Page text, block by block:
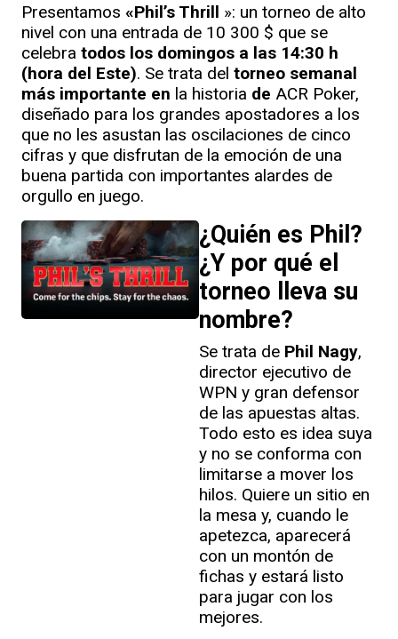
Presentamos «Phil’s Thrill »: un torneo de alto
nivel con una entrada de 10 300 $ que se
celebra todos los domingos a las 14:30 h
(hora del Este). Se trata del torneo semanal
más importante en la historia de ACR Poker,
diseñado para los grandes apostadores a los
que no les asustan las oscilaciones de cinco
cifras y que disfrutan de la emoción de una
buena partida con importantes alardes de
orgullo en juego.
¿Quién es Phil?
¿Y por qué el
torneo lleva su
nombre?
Se trata de Phil Nagy,
director ejecutivo de
WPN y gran defensor
de las apuestas altas.
Todo esto es idea suya
y no se conforma con
limitarse a mover los
hilos. Quiere un sitio en
la mesa y, cuando le
apetezca, aparecerá
con un montón de
fichas y estará listo
para jugar con los
mejores.